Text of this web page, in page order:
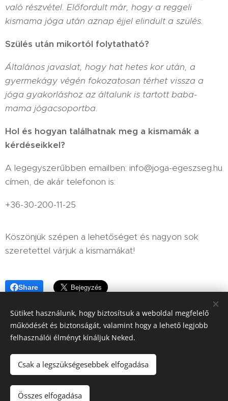
való részvétel. Előfordult már, hogy a reggeli
kismama jóga után aznap éjjel elindult a szülés.
Szülés után mikortól folytatható?
Általános javaslat, hogy hat hetes kor után, a
gyermekágy végén fokozatosan térhet vissza a
jóga gyakorláshoz az általunk is tartott baba-
mama jógacsoportba.
Hol és hogyan találhatnak meg a kismamák a
kérdéseikkel?
A legegyszerűbben emailben: info@joga-egeszseg.hu
címen, de akár telefonon is:
+36-30-200-11-25
Köszönjük szépen a lehetőséget és nagyon sok
szeretettel várjuk a kismamákat!
Share
© 2025 Mom-Basic- Kismamaruha és szaküzlet
Sütiket használunk, hogy biztosítsuk a weboldal megfelelő
működését és biztonságát, valamint hogy a lehető legjobb
felhasználói élményt kínáljuk Neked.
Csak a legszükségesebbek elfogadása
Összes elfogadása